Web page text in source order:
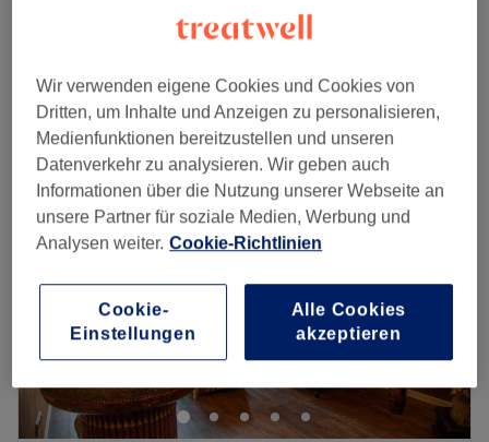
1 Std. 15 Min. - 2 Std. 30 Min.
Montag
Geschlossen
Dienstag
10:00–19:00
Mittwoch
10:00–19:00
Donnerstag
10:00–19:00
Freitag
10:00– 19:00
Samstag
Sonntag
Geschlossen
Cooler Kurzhaarschnitt oder moderne Beach-Mähne,
lockig oder glatt – der Friseur Salon Haarbinchen in der
Konrad-Celtis-Straße 22 bietet allerlei
Haarveränderungen nach ganz persönlichen Wünschen.
Überzeuge dich selbst und buch deinen ganz
Wir verwenden eigene Cookies und Cookies von
Dritten, um Inhalte und Anzeigen zu personalisieren,
Medienfunktionen bereitzustellen und unseren
Datenverkehr zu analysieren. Wir geben auch
Informationen über die Nutzung unserer Webseite an
unsere Partner für soziale Medien, Werbung und
Analysen weiter. Cookie-Richtlinien
Cookie-
Einstellungen
Alle Cookies
akzeptieren